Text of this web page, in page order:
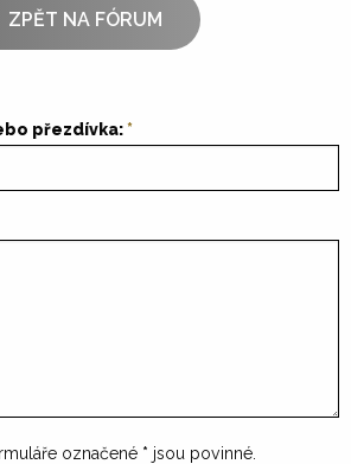
ZPĚT NA FÓRUM
přezdívka:
označené * jsou povinné.